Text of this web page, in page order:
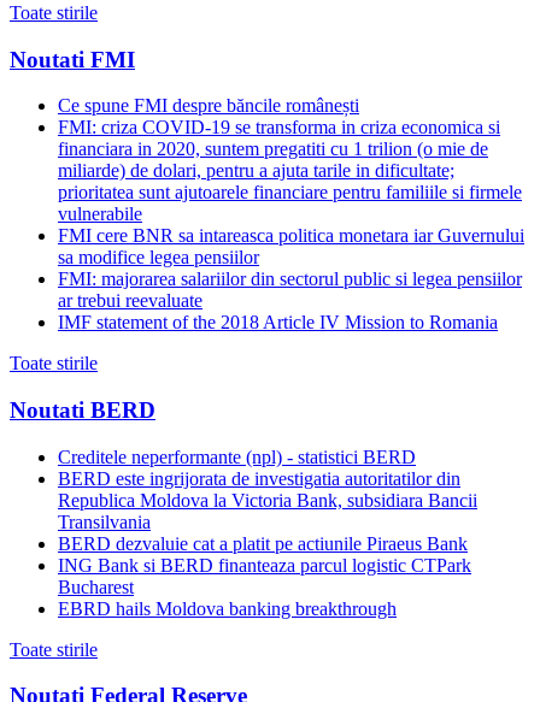
Toate stirile
Noutati FMI
Ce spune FMI despre băncile românești
FMI: criza COVID-19 se transforma in criza economica si
financiara in 2020, suntem pregatiti cu 1 trilion (o mie de
miliarde) de dolari, pentru a ajuta tarile in dificultate;
prioritatea sunt ajutoarele financiare pentru familiile si firmele
vulnerabile
FMI cere BNR sa intareasca politica monetara iar Guvernului
sa modifice legea pensiilor
FMI: majorarea salariilor din sectorul public si legea pensiilor
ar trebui reevaluate
IMF statement of the 2018 Article IV Mission to Romania
Toate stirile
Noutati BERD
Creditele neperformante (npl) - statistici BERD
BERD este ingrijorata de investigatia autoritatilor din
Republica Moldova la Victoria Bank, subsidiara Bancii
Transilvania
BERD dezvaluie cat a platit pe actiunile Piraeus Bank
ING Bank si BERD finanteaza parcul logistic CTPark
Bucharest
EBRD hails Moldova banking breakthrough
Toate stirile
Noutati Federal Reserve